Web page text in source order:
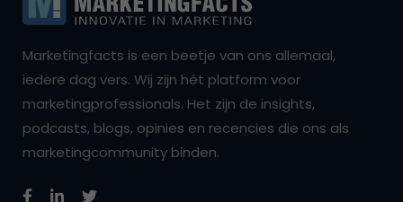
Marketingfacts is een beetje van ons allemaal,
iedere dag vers. Wij zijn hét platform voor
marketingprofessionals. Het zijn de insights,
podcasts, blogs, opinies en recencies die ons als
marketingcommunity binden.